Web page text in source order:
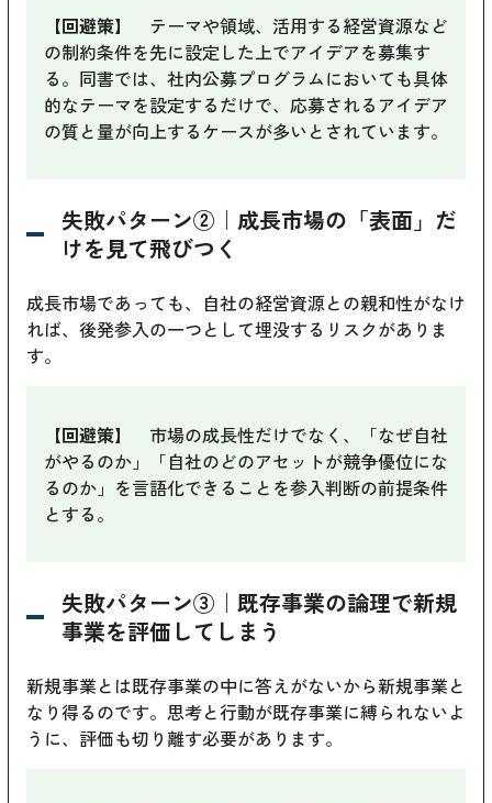
【回避策】
テーマや領域、活用する経営資源など
の制約条件を先に設定した上でアイデアを募集す
る。同書では、社内公募プログラムにおいても具体
的なテーマを設定するだけで、応募されるアイデア
の質と量が向上するケースが多いとされています。
失敗パターン②｜成長市場の「表面」だ
けを見て飛びつく
成長市場であっても、自社の経営資源との親和性がなけ
れば、後発参入の一つとして埋没するリスクがありま
す。
【回避策】
市場の成長性だけでなく、「なぜ自社
がやるのか」「自社のどのアセットが競争優位にな
るのか」を言語化できることを参入判断の前提条件
とする。
失敗パターン③｜既存事業の論理で新規
事業を評価してしまう
新規事業とは既存事業の中に答えがないから新規事業と
なり得るのです。思考と行動が既存事業に縛られないよ
うに、評価も切り離す必要があります。